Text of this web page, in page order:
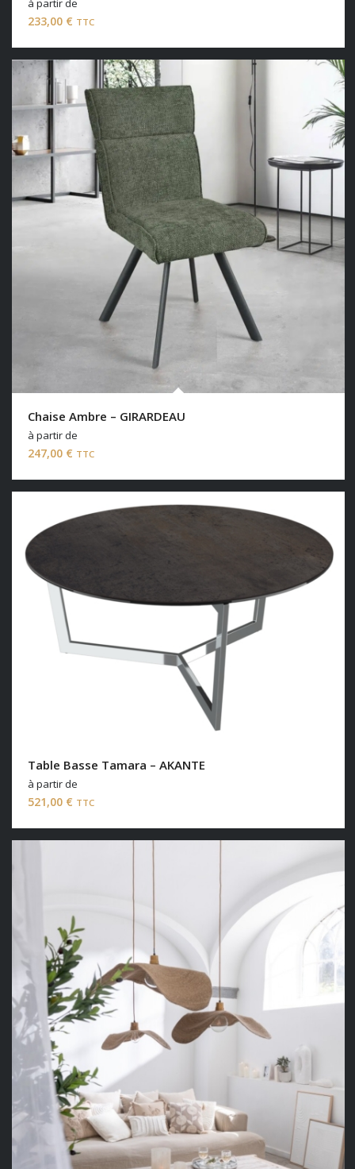
à partir de
233,00 € TTC
Chaise Ambre – GIRARDEAU
à partir de
247,00 € TTC
Table Basse Tamara – AKANTE
à partir de
521,00 € TTC